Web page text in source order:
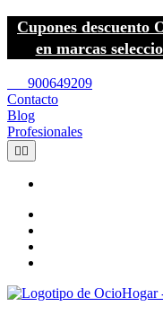
Cupones descuento
en marcas
900649209
Contacto
Blog
Profesionales
 